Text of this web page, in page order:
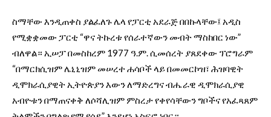
ስማቸው እንዲጠቀስ ያልፈለጉ ሌላ የፓርቲ አደራጅ በበኩላቸው፤ አዲስ
የሚቋቋመው ፓርቲ “ዋና ትኩረቱ የሰራተኛውን መብት ማስከበር ነው”
ብለዋል። ኢሠፓ በመስከረም 1977 ዓ.ም. ሲመሰረት ያጸደቀው ፕሮግራም
“በማርክሲዝም ሌኒኒዝም መሠረተ ሐሳቦች ላይ በመመርኮዝ፣ ሕዝባዊት
ዲሞክራሲያዊት ኢትዮጵያን እውን ለማድረግና ብሔራዊ ዲሞክራሲያዊ
አብዮቱን በማጠናቀቅ ለሶሻሊዝም ምስረታ የቀየሳቸውን ግቦችና የአፈጻጸም